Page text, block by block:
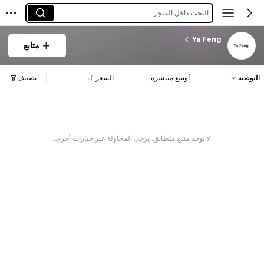
البحث داخل المتجر
Ya Feng
متابع
التوصية أوسع منتشرة السعر تصنيف
لا يوجد منتج متطابق. يرجى المحاولة عبر خيارات أخرى.